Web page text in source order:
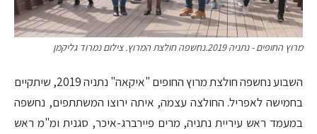
מרוץ החופים - נתניה 2019.נחשפה חולצת המרוץ. צילום נמרוד גליקמן
השבוע נחשפה חולצת מרוץ החופים "איקאה" נתניה 2019, שיתקיים
בחמישה לאפריל. החולצה עצמה, איתה ירוצו המשתתפים, נחשפה
במעמד ראש עיריית נתניה, מרים פיירברג-איכר, סגנית ומ"מ ראש